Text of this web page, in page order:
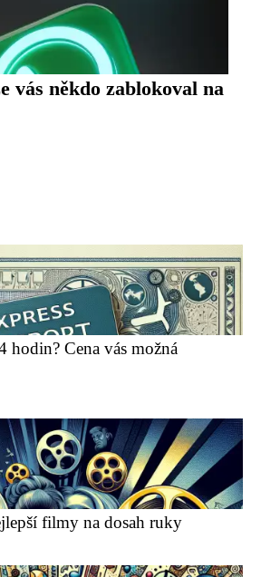
vás někdo zablokoval na
hodin? Cena vás možná
filmy na dosah ruky